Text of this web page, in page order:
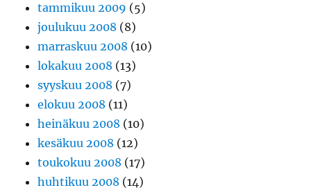
tammikuu 2009 (5)
joulukuu 2008 (8)
marraskuu 2008 (10)
lokakuu 2008 (13)
syyskuu 2008 (7)
elokuu 2008 (11)
heinäkuu 2008 (10)
kesäkuu 2008 (12)
toukokuu 2008 (17)
huhtikuu 2008 (14)